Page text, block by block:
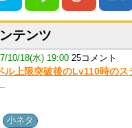
テンツ
10/18(水) 19:00 25コメント
ル上限突破後のLv110時の
小ネタ